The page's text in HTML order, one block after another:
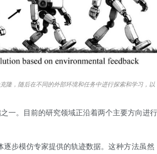
隆，随后在不同的外部环境和任务中进行探索和学习，以
一。目前的研究领域正沿着两个主要方向进行
步模仿专家提供的轨迹数据。 这种方法虽然